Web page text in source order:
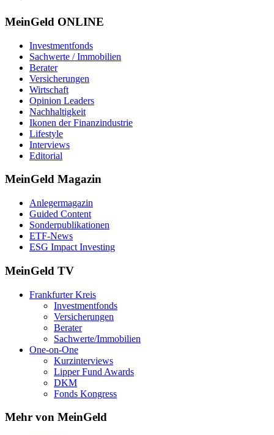
MeinGeld ONLINE
Investmentfonds
Sachwerte / Immobilien
Berater
Versicherungen
Wirtschaft
Opinion Leaders
Nachhaltigkeit
Ikonen der Finanzindustrie
Lifestyle
Interviews
Editorial
MeinGeld Magazin
Anlegermagazin
Guided Content
Sonderpublikationen
ETF-News
ESG Impact Investing
MeinGeld TV
Frankfurter Kreis
Investmentfonds
Versicherungen
Berater
Sachwerte/Immobilien
One-on-One
Kurzinterviews
Lipper Fund Awards
DKM
Fonds Kongress
Mehr von MeinGeld